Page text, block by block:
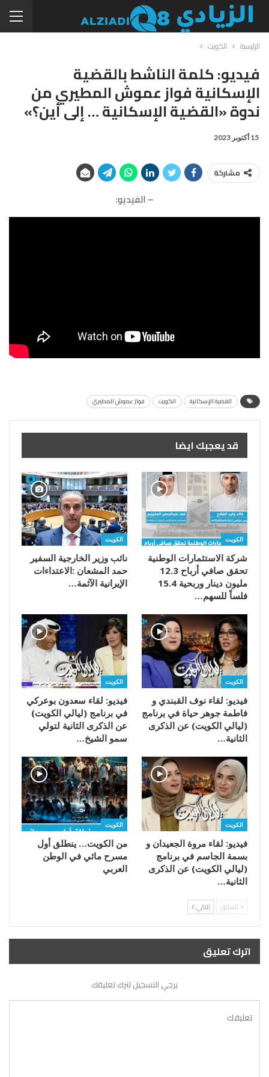
الرئيسية الكويت
فيديو: كلمة الناشط بالقضية
الإسكانية فواز عموش المطيري من
ندوة «القضية الإسكانية … إلى أين؟»
15 أكتوبر 2023
مشاركة
– الفيديو:
القضية الإسكانية الكويت فواز عموش المطيري
قد يعجبك ايضا
الكويت
شركة الاستثمارات الوطنية
تحقق صافي أرباح 12.3
مليون دينار وربحية 15.4
فلساً للسهم…
الكويت
‬الإيرانية‭ ‬الآثمة‭…
الكويت
فيديو: لقاء نوف القبندي و
فاطمة جوهر حياة في برنامج
(ليالي الكويت) عن الذكرى
الثانية…
الكويت
فيديو: لقاء سعدون بوعركي
في برنامج (ليالي الكويت)
عن الذكرى الثانية لتولي
سمو الشيخ…
الكويت
فيديو: لقاء مروة الجعيدان و
بسمة الجاسم في برنامج
(ليالي الكويت) عن الذكرى
الثانية…
الكويت
من الكويت… ينطلق أول
مسرح مائي في الوطن
العربي
السابق التالي
اترك تعليق
يرجي التسجيل لترك تعليقك